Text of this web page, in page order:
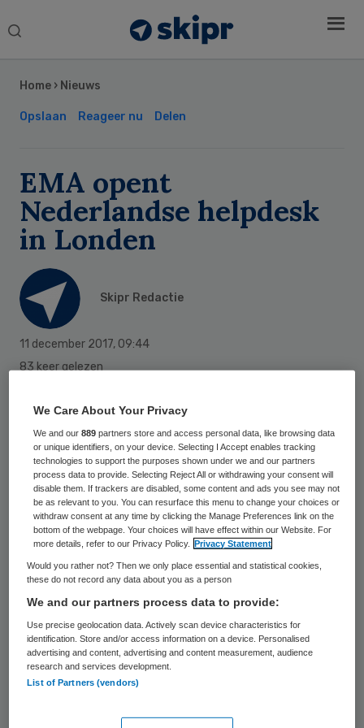
Search
Home › Nieuws
Opslaan Reageer nu Delen
EMA opent
Nederlandse helpdesk
in Londen
Skipr Redactie
11 december 2017, 09:44
83 keer gelezen
In het Europees Medicijnen Agentschap
(EMA) in Londen is een Nederlandse
helpdesk ingericht. De medewerkers van
EMA kunnen hier terecht met vragen over
een verhuizing naar Nederland.
Het EU-agentschap verhuist in 2019 van
Londen naar een nog te bouwen kantoor
aan de Amsterdamse Zuidas. De verhuizing
van het agentschap is nodig omdat het
Verenigd Koninkrijk (VK) de EU verlaat.De
beslissing over de nieuwe vestigingsplaats
en Amsterdam.
Sidebar
We Care About Your Privacy
We and our889 partners store and access personal data, like browsing data
or unique identifiers, on your device. Selecting I Accept enables tracking
technologies to support the purposes shown under we and our partners
process data to provide. Selecting Reject All or withdrawing your consent will
disable them. If trackers are disabled, some content and ads you see may not
be as relevant to you. You can resurface this menu to change your choices or
withdraw consent at any time by clicking the Manage Preferences link on the
bottom of the webpage. Your choices will have effect within our Website. For
more details, refer to our Privacy Policy.
Privacy Statement
Would you rather not? Then we only place essential and statistical cookies,
these do not record any data about you as a person
We and our partners process data to provide:
Use precise geolocation data. Actively scan device characteristics for
identification. Store and/or access information on a device. Personalised
advertising and content, advertising and content measurement, audience
research and services development.
List of Partners (vendors)